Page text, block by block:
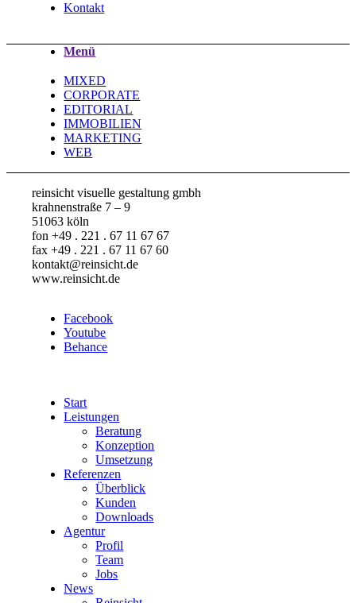
Kontakt
Menü
MIXED
CORPORATE
EDITORIAL
IMMOBILIEN
MARKETING
WEB
reinsicht visuelle gestaltung gmbh
krahnenstraße 7 – 9
51063 köln
fon +49 . 221 . 67 11 67 67
fax +49 . 221 . 67 11 67 60
kontakt@reinsicht.de
www.reinsicht.de
Facebook
Youtube
Behance
Start
Leistungen
Beratung
Konzeption
Umsetzung
Referenzen
Überblick
Kunden
Downloads
Agentur
Profil
Team
Jobs
News